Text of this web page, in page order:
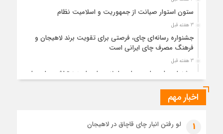
ستون استوار صیانت از جمهوریت و اسلامیت نظام
3 هفته قبل
جشنواره رسانه‌ای چای، فرصتی برای تقویت برند لاهیجان و
فرهنگ مصرف چای ایرانی است
3 هفته قبل
جشنواره ملی چای، حمایت از لاهیجان یا هزینه‌تراشی برای چای
1 ماه قبل
1 ماه قبل
اخبار مهم
1 لو رفتن انبار چای قاچاق در لاهیجان